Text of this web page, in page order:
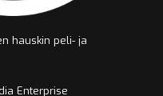
hauskin peli- ja
Enterprise